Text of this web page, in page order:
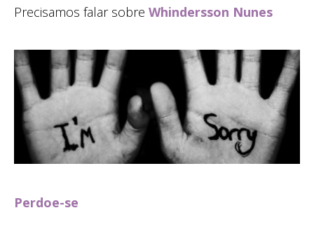
Precisamos falar sobre Whindersson Nunes
Perdoe-se